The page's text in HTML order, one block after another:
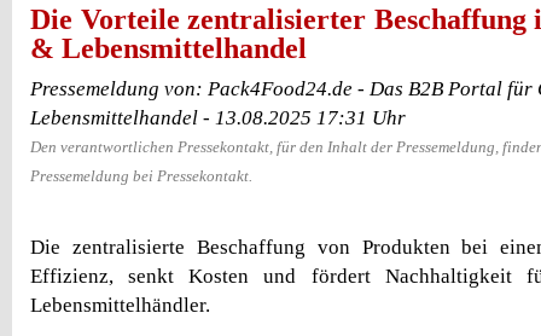
Die Vorteile zentralisierter Beschaffung
& Lebensmittelhandel
Pressemeldung von: Pack4Food24.de - Das B2B Portal
Lebensmittelhandel - 13.08.2025 17:31 Uhr
Den verantwortlichen Pressekontakt, für den Inhalt der Pressemeldung,
Pressemeldung bei Pressekontakt.
Die zentralisierte Beschaffung von Produkten bei
Effizienz, senkt Kosten und fördert Nachhaltigkeit
Lebensmittelhändler.